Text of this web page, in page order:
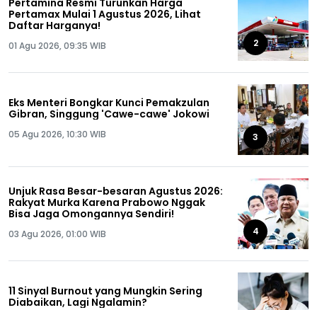
Pertamina Resmi Turunkan Harga
Pertamax Mulai 1 Agustus 2026, Lihat
Daftar Harganya!
01 Agu 2026, 09:35 WIB 2
Eks Menteri Bongkar Kunci Pemakzulan
Gibran, Singgung 'Cawe-cawe' Jokowi
05 Agu 2026, 10:30 WIB 3
Unjuk Rasa Besar-besaran Agustus 2026:
Rakyat Murka Karena Prabowo Nggak
Bisa Jaga Omongannya Sendiri!
03 Agu 2026, 01:00 WIB 4
11 Sinyal Burnout yang Mungkin Sering
Diabaikan, Lagi Ngalamin?